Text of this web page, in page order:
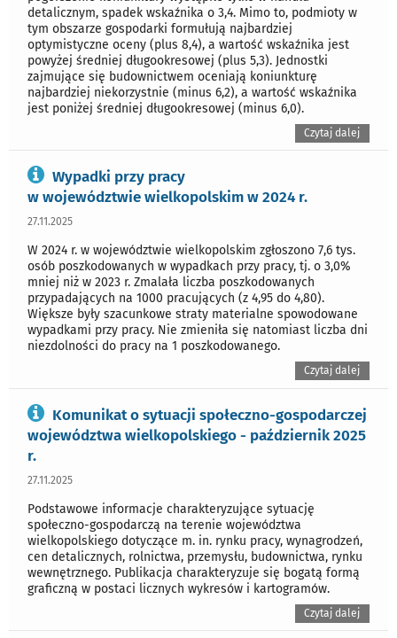
detalicznym, spadek wskaźnika o 3,4. Mimo to, podmioty w
tym obszarze gospodarki formułują najbardziej
optymistyczne oceny (plus 8,4), a wartość wskaźnika jest
powyżej średniej długookresowej (plus 5,3). Jednostki
zajmujące się budownictwem oceniają koniunkturę
najbardziej niekorzystnie (minus 6,2), a wartość wskaźnika
jest poniżej średniej długookresowej (minus 6,0).
Czytaj dalej
Wypadki przy pracy
w województwie wielkopolskim w 2024 r.
27.11.2025
W 2024 r. w województwie wielkopolskim zgłoszono 7,6 tys.
osób poszkodowanych w wypadkach przy pracy, tj. o 3,0%
mniej niż w 2023 r. Zmalała liczba poszkodowanych
przypadających na 1000 pracujących (z 4,95 do 4,80).
Większe były szacunkowe straty materialne spowodowane
wypadkami przy pracy. Nie zmieniła się natomiast liczba dni
niezdolności do pracy na 1 poszkodowanego.
Czytaj dalej
Komunikat o sytuacji społeczno-gospodarczej
województwa wielkopolskiego - październik 2025
r.
27.11.2025
Podstawowe informacje charakteryzujące sytuację
społeczno-gospodarczą na terenie województwa
wielkopolskiego dotyczące m. in. rynku pracy, wynagrodzeń,
cen detalicznych, rolnictwa, przemysłu, budownictwa, rynku
wewnętrznego. Publikacja charakteryzuje się bogatą formą
graficzną w postaci licznych wykresów i kartogramów.
Czytaj dalej